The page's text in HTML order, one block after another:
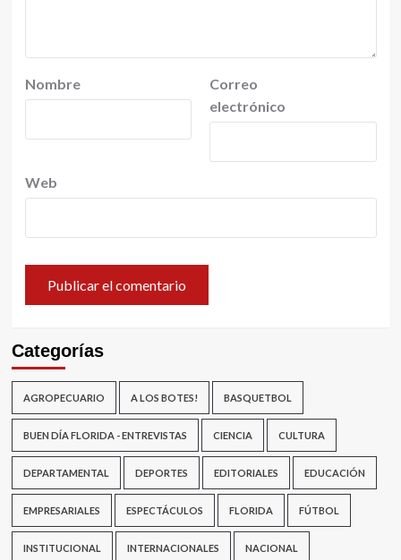
Nombre
Correo
electrónico
Web
Categorías
AGROPECUARIO A LOS BOTES! BASQUETBOL
BUEN DÍA FLORIDA - ENTREVISTAS CIENCIA CULTURA
DEPARTAMENTAL DEPORTES EDITORIALES EDUCACIÓN
EMPRESARIALES ESPECTÁCULOS FLORIDA FÚTBOL
INSTITUCIONAL INTERNACIONALES NACIONAL